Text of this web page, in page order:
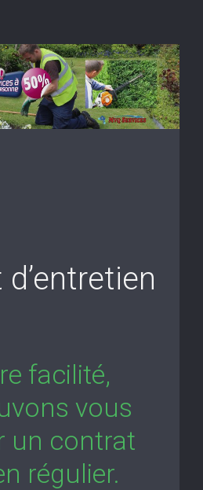
facilité,
vous
un contrat
régulier.